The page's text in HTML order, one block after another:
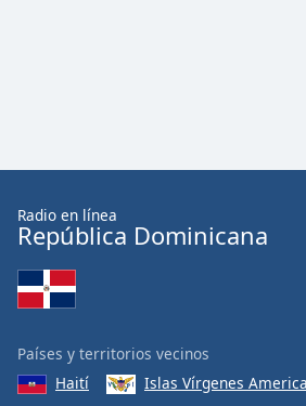
Radio en línea
República Dominicana
Países y territorios vecinos
Haití
Islas Vírgenes